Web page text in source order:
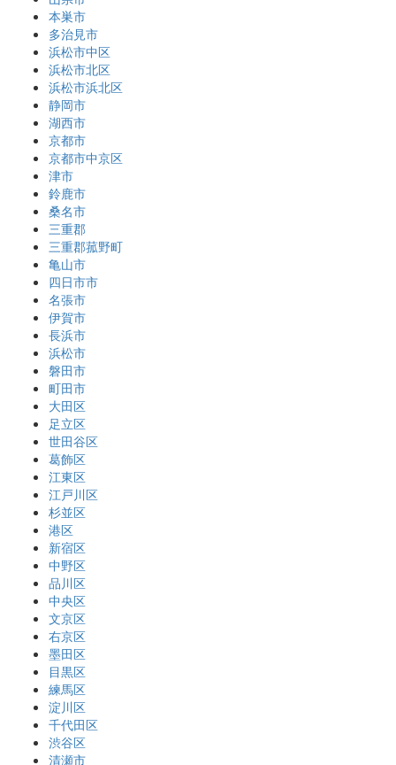
本巣市
多治見市
浜松市中区
浜松市北区
浜松市浜北区
静岡市
湖西市
京都市
京都市中京区
津市
鈴鹿市
桑名市
三重郡
三重郡菰野町
亀山市
四日市市
名張市
伊賀市
長浜市
浜松市
磐田市
町田市
大田区
足立区
世田谷区
葛飾区
江東区
江戸川区
杉並区
港区
新宿区
中野区
品川区
中央区
文京区
右京区
墨田区
目黒区
練馬区
淀川区
千代田区
渋谷区
清瀬市